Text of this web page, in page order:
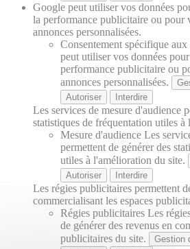
Google peut utiliser vos données
la performance publicitaire ou pour
annonces personnalisées.
Consentement spécifique
peut utiliser vos données
performance publicitaire ou
annonces personnalisées.
Autoriser
Interdire
Les services de mesure d'audience
statistiques de fréquentation utiles
Mesure d'audience Les
permettent de générer des
utiles à l'amélioration du site.
Autoriser
Interdire
Les régies publicitaires permettent
commercialisant les espaces
Régies publicitaires Les
de générer des revenus en
publicitaires du site.
Gestion